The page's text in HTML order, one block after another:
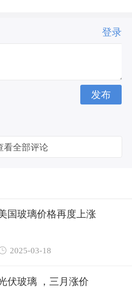
登录
看全部评论
国玻璃价格再度上涨
2025-03-18
伏玻璃 ，三月涨价